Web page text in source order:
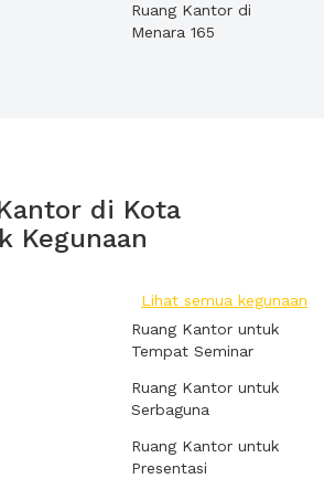
Ruang Kantor di
Menara 165
di Kota
Kegunaan
Lihat semua kegunaan
Ruang Kantor untuk
Tempat Seminar
Ruang Kantor untuk
Serbaguna
Ruang Kantor untuk
Presentasi